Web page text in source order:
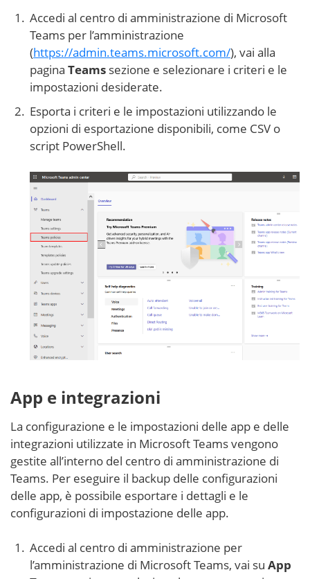
Accedi al centro di amministrazione di Microsoft
Teams per l’amministrazione
(https://admin.teams.microsoft.com/), vai alla
pagina Teams sezione e selezionare i criteri e le
impostazioni desiderate.
Esporta i criteri e le impostazioni utilizzando le
opzioni di esportazione disponibili, come CSV o
script PowerShell.
App e integrazioni
La configurazione e le impostazioni delle app e delle
integrazioni utilizzate in Microsoft Teams vengono
gestite all’interno del centro di amministrazione di
Teams. Per eseguire il backup delle configurazioni
delle app, è possibile esportare i dettagli e le
configurazioni di impostazione delle app.
Accedi al centro di amministrazione per
l’amministrazione di Microsoft Teams, vai su App